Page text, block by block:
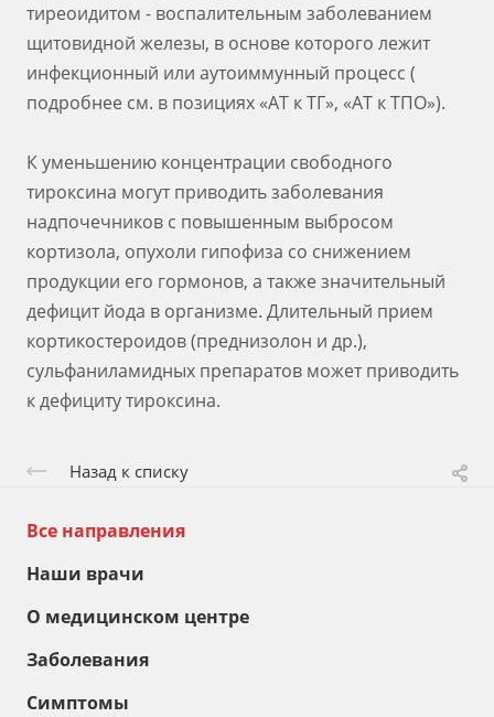
тиреоидитом - воспалительным заболеванием
щитовидной железы, в основе которого лежит
инфекционный или аутоиммунный процесс (
подробнее см. в позициях «АТ к ТГ», «АТ к ТПО»).
К уменьшению концентрации свободного
тироксина могут приводить заболевания
надпочечников с повышенным выбросом
кортизола, опухоли гипофиза со снижением
продукции его гормонов, а также значительный
дефицит йода в организме. Длительный прием
кортикостероидов (преднизолон и др.),
сульфаниламидных препаратов может приводить
к дефициту тироксина.
Назад к списку
Все направления
Наши врачи
О медицинском центре
Заболевания
Симптомы